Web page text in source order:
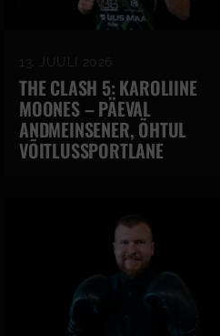
13. JUULI 2026
THE CLASH 5: KAROLIINE
MOONES – PÄEVAL
ANDMEINSENER, ÕHTUL
VÕITLUSSPORTLANE